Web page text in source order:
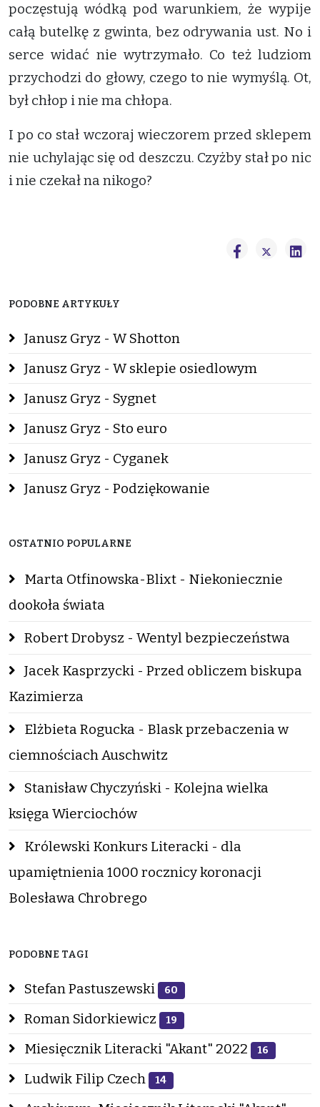
poczęstują wódką pod warunkiem, że wypije
całą butelkę z gwinta, bez odrywania ust. No i
serce widać nie wytrzymało. Co też ludziom
przychodzi do głowy, czego to nie wymyślą. Ot,
był chłop i nie ma chłopa.
I po co stał wczoraj wieczorem przed sklepem
nie uchylając się od deszczu. Czyżby stał po nic
i nie czekał na nikogo?
PODOBNE ARTYKUŁY
Janusz Gryz - W Shotton
Janusz Gryz - W sklepie osiedlowym
Janusz Gryz - Sygnet
Janusz Gryz - Sto euro
Janusz Gryz - Cyganek
Janusz Gryz - Podziękowanie
OSTATNIO POPULARNE
Marta Otfinowska-Blixt - Niekoniecznie
dookoła świata
Robert Drobysz - Wentyl bezpieczeństwa
Jacek Kasprzycki - Przed obliczem biskupa
Kazimierza
Elżbieta Rogucka - Blask przebaczenia w
ciemnościach Auschwitz
Stanisław Chyczyński - Kolejna wielka
księga Wierciochów
Królewski Konkurs Literacki - dla
upamiętnienia 1000 rocznicy koronacji
Bolesława Chrobrego
PODOBNE TAGI
Stefan Pastuszewski 60
Roman Sidorkiewicz 19
Miesięcznik Literacki "Akant" 2022 16
Ludwik Filip Czech 14